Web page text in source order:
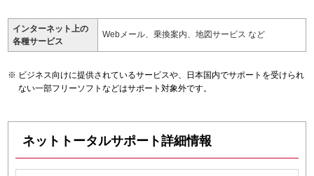
インターネット上の
各種サービス
Webメール、乗換案内、地図サービス など
ビジネス向けに提供されているサービスや、日本国内でサポートを受けられ
ない一部フリーソフトなどはサポート対象外です。
ネットトータルサポート詳細情報